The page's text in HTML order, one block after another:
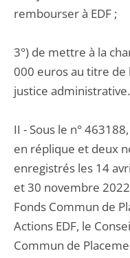
rembourser à EDF ;
3°) de mettre à la
000 euros au titre de
justice administrative.
II - Sous le n°
en réplique et deux
enregistrés les 14
et 30 novembre
Fonds Commun de
Actions EDF, le
Commun de